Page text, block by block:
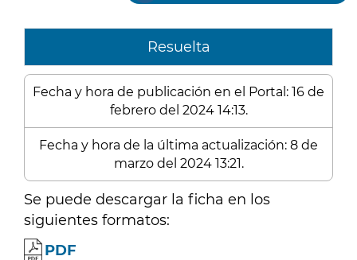
Resuelta
Fecha y hora de publicación en el Portal: 16 de
febrero del 2024 14:13.
Fecha y hora de la última actualización: 8 de
marzo del 2024 13:21.
Se puede descargar la ficha en los
siguientes formatos:
PDF